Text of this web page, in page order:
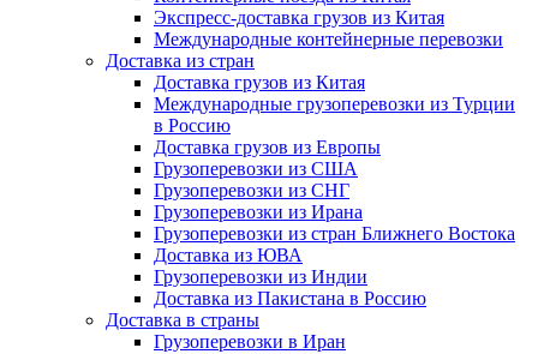
Экспресс-доставка грузов из Китая
Международные контейнерные перевозки
Доставка из стран
Доставка грузов из Китая
Международные грузоперевозки из Турции
в Россию
Доставка грузов из Европы
Грузоперевозки из США
Грузоперевозки из СНГ
Грузоперевозки из Ирана
Грузоперевозки из стран Ближнего Востока
Доставка из ЮВА
Грузоперевозки из Индии
Доставка из Пакистана в Россию
Доставка в страны
Грузоперевозки в Иран